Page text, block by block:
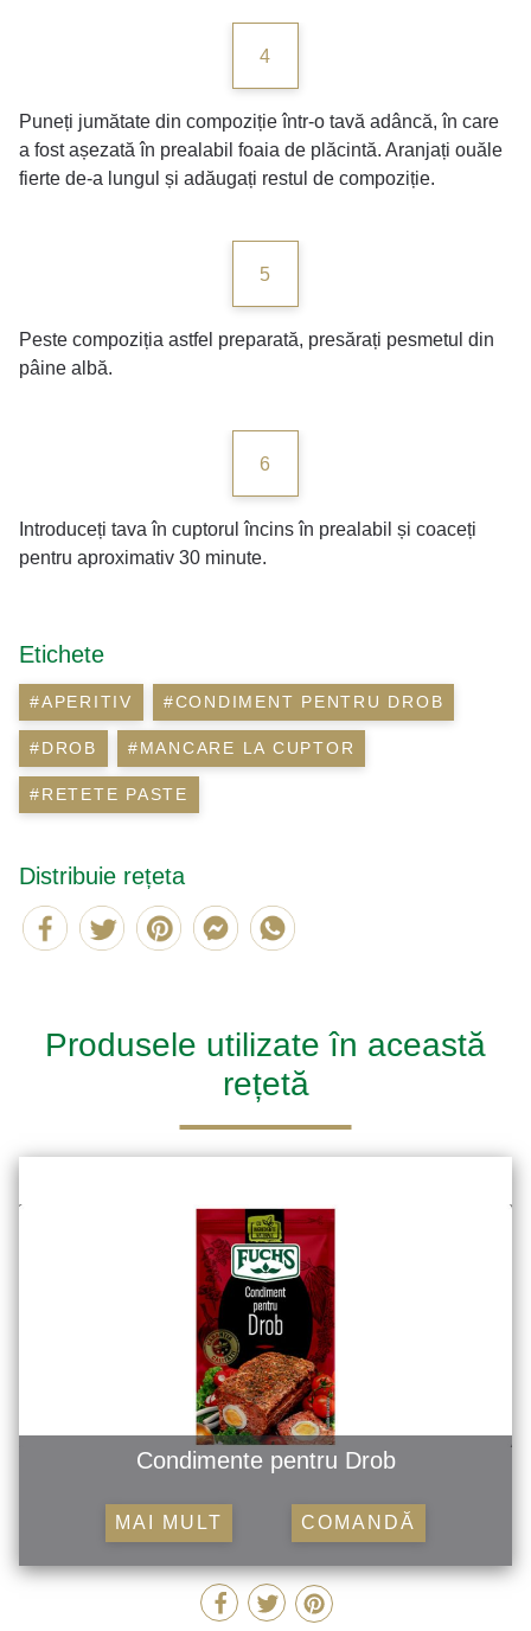
4
Puneți jumătate din compoziție într-o tavă adâncă, în care
a fost așezată în prealabil foaia de plăcintă. Aranjați ouăle
fierte de-a lungul și adăugați restul de compoziție.
5
Peste compoziția astfel preparată, presărați pesmetul din
pâine albă.
6
Introduceți tava în cuptorul încins în prealabil și coaceți
pentru aproximativ 30 minute.
Etichete
#APERITIV #CONDIMENT PENTRU DROB
#DROB #MANCARE LA CUPTOR
#RETETE PASTE
Distribuie rețeta
Produsele utilizate în această
rețetă
Condimente pentru Drob
MAI MULT COMANDĂ